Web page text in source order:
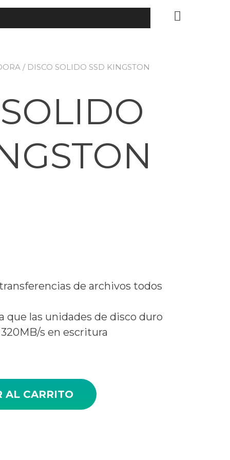
/ DISCO SOLIDO SSD KINGSTON
de archivos todos
que las unidades de disco duro
s en escritura
960GB cantidad
AL CARRITO